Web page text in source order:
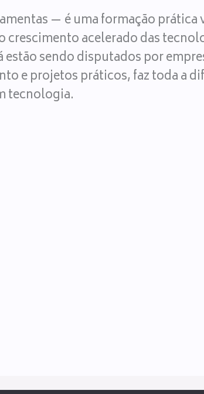
— é uma formação
crescimento acelerado das
sendo disputados por
e projetos práticos, faz toda a
tecnologia.